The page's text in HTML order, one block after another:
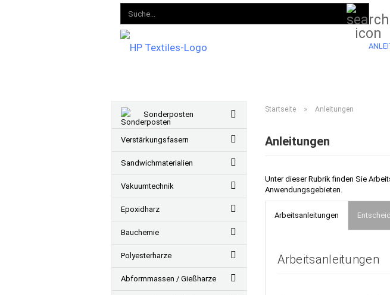
Startseite » Anleitungen
Anleitungen
Unter dieser Rubrik finden Sie
Anwendungsgebieten.
Arbeitsanleitungen
Arbeitsanleitungen
Sonderposten
Verstärkungsfasern
Sandwichmaterialien
Vakuumtechnik
Epoxidharz
Bauchemie
Polyesterharze
Abformmassen / Gießharze